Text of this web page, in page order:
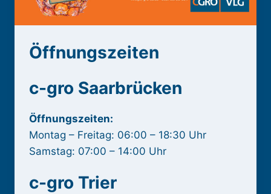
Öffnungszeiten
c-gro Saarbrücken
Öffnungszeiten:
Montag – Freitag: 06:00 – 18:30 Uhr
Samstag: 07:00 – 14:00 Uhr
c-gro Trier